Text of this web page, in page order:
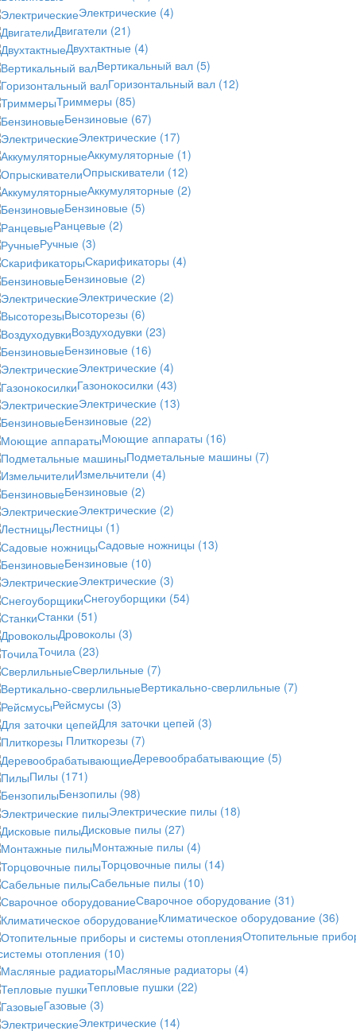
Электрические (4)
Двигатели (21)
Двухтактные (4)
Вертикальный вал (5)
Горизонтальный вал (12)
Триммеры (85)
Бензиновые (67)
Электрические (17)
Аккумуляторные (1)
Опрыскиватели (12)
Аккумуляторные (2)
Бензиновые (5)
Ранцевые (2)
Ручные (3)
Скарификаторы (4)
Бензиновые (2)
Электрические (2)
Высоторезы (6)
Воздуходувки (23)
Бензиновые (16)
Электрические (4)
Газонокосилки (43)
Электрические (13)
Бензиновые (22)
Моющие аппараты (16)
Подметальные машины (7)
Измельчители (4)
Бензиновые (2)
Электрические (2)
Лестницы (1)
Садовые ножницы (13)
Бензиновые (10)
Электрические (3)
Снегоуборщики (54)
Станки (51)
Дровоколы (3)
Точила (23)
Сверлильные (7)
Вертикально-сверлильные (7)
Рейсмусы (3)
Для заточки цепей (3)
Плиткорезы (7)
Деревообрабатывающие (5)
Пилы (171)
Бензопилы (98)
Электрические пилы (18)
Дисковые пилы (27)
Монтажные пилы (4)
Торцовочные пилы (14)
Сабельные пилы (10)
Сварочное оборудование (31)
Климатическое оборудование (36)
Отопительные
отопления (10)
Масляные радиаторы (4)
Тепловые пушки (22)
Газовые (3)
Электрические (14)